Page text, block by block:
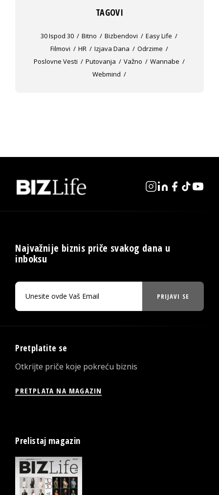
TAGOVI
30 Ispod 30 Bitno Bizbendovi
Easy Life
Filmovi
HR Izjava Dana
Odrzime
Poslovne Vesti
Putovanja Važno
Wannabe
Webmind
Najvažnije biznis priče svakog dana u
inboksu
PRIJAVI SE
Pretplatite se
Otkrijte priče koje pokreću biznis
PRETPLATA NA MAGAZIN
Prelistaj magazin